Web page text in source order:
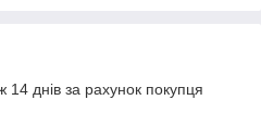
днів за рахунок покупця